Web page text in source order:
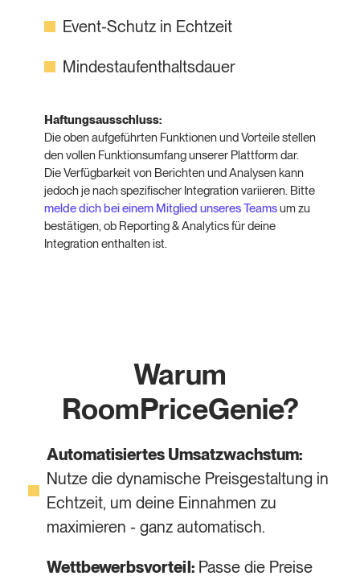
Event-Schutz in Echtzeit
Mindestaufenthaltsdauer
Haftungsausschluss:
Die oben aufgeführten Funktionen und Vorteile stellen
den vollen Funktionsumfang unserer Plattform dar.
Die Verfügbarkeit von Berichten und Analysen kann
jedoch je nach spezifischer Integration variieren. Bitte
melde dich bei einem Mitglied unseres Teamsum zu
bestätigen, ob Reporting & Analytics für deine
Integration enthalten ist.
Warum
RoomPriceGenie?
Automatisiertes Umsatzwachstum:
Nutze die dynamische Preisgestaltung in
Echtzeit, um deine Einnahmen zu
maximieren - ganz automatisch.
Wettbewerbsvorteil:Passe die Preise